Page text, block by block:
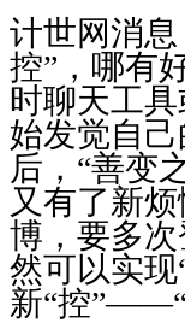
计世网消
控”，哪有
时聊天工
始发觉自
后，“善变
又有了新
博，要多
然可以实
新“控”——“